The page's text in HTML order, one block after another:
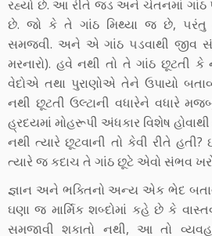
રહ્યો છે. આ રીતે જડ અને ચેતનમાં
છે. જો કે તે ગાંઠ મિથ્‍યા જ છે, ૫રંતુ
સમજવી. અને એ ગાંઠ ૫ડવાથી જીવ
મરનારો). હવે નથી તો તે ગાંઠ છૂટતી
વેદોએ તથા પુરાણોએ તેને ઉપાયો
નથી છૂટતી ઉલ્‍ટાની વધારેને વધારે
હ્રદયમાં મોહરૂપી અંધકાર વિશેષ
નથી ત્‍યારે છૂટવાની તો કેવી રીતે
ત્‍યારે જ કદાચ તે ગાંઠ છૂટે એવો સંભવ
જ્ઞાન અને ભક્તિનો અન્‍ય એક ભેદ
ઘણા જ માર્મિક શબ્‍દોમાં કહે છે કે
સમજાવી શકાતો નથી, આ તો